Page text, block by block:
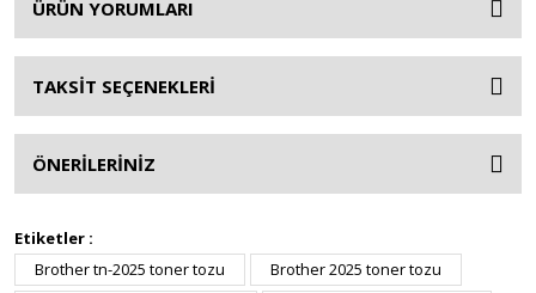
ÜRÜN YORUMLARI
TAKSİT SEÇENEKLERİ
ÖNERİLERİNİZ
Etiketler :
Brother tn-2025 toner tozu
Brother 2025 toner tozu